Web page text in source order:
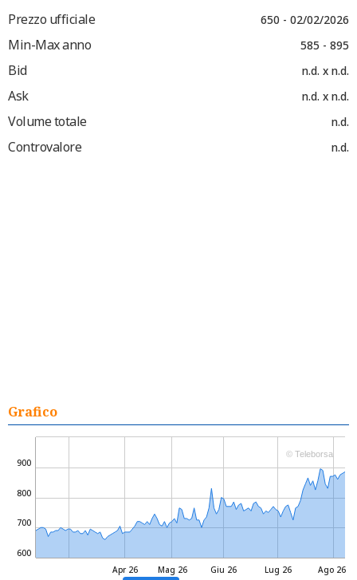
Prezzo ufficiale 650 - 02/02/2026
Min-Max anno 585 - 895
Bid n.d. x n.d.
Ask n.d. x n.d.
Volume totale n.d.
Controvalore n.d.
Grafico
Mag 26 Lug 26
Apr 26 Giu 26 Ago 26
600
700
800
900
© Teleborsa